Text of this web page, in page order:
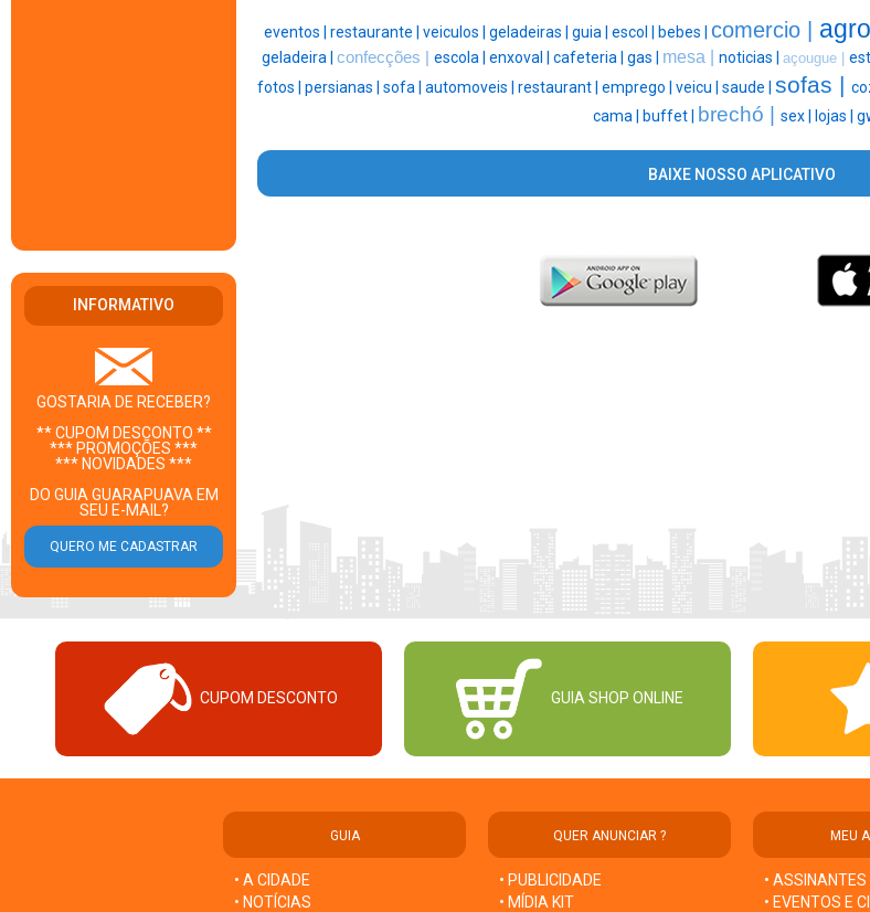
INFORMATIVO
GOSTARIA DE RECEBER?
** CUPOM DESCONTO **
*** PROMOÇÕES ***
*** NOVIDADES ***
DO GUIA GUARAPUAVA EM
SEU E-MAIL?
eventos | restaurante | veiculos | geladeiras | guia | escol | bebes | comercio |
geladeira | confecções | escola | enxoval | cafeteria | gas | mesa | noticias | açougue |
fotos | persianas | sofa | automoveis | restaurant | emprego | veicu | saude | sofas |
cama |
buffet | brechó | sex | lojas |
BAIXE NOSSO APLICATIVO
CUPOM DESCONTO GUIA SHOP ONLINE
GUIA
• A CIDADE
• NOTÍCIAS
QUER ANUNCIAR ?
• PUBLICIDADE
• MÍDIA KIT
MEU
•
• EVENTOS E